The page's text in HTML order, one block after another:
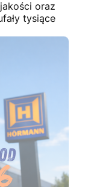
oraz
tysiące